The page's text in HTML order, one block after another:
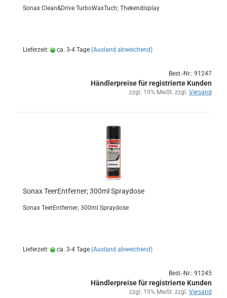
Sonax Clean&Drive Tur­bo­Wax­Tuch; The­ken­dis­play
Lieferzeit: ca. 3-4 Tage (Ausland abweichend)
Best.-Nr.: 91247
Händlerpreise für registrierte Kunden
zzgl. 19% MwSt. zzgl. Versand
Sonax Tee­r­Ent­fer­ner; 300ml Spray­do­se
Sonax Tee­r­Ent­fer­ner; 300ml Spray­do­se
Lieferzeit: ca. 3-4 Tage (Ausland abweichend)
Best.-Nr.: 91245
Händlerpreise für registrierte Kunden
zzgl. 19% MwSt. zzgl. Versand